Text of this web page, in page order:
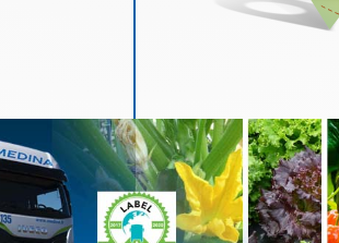
- BP 75326 - 66033 PERPIGNAN Cedex - Tel.
- N°TVA FR FR53343115333 - Code NAF : 4941B -
Photos et couleurs non contractuelles